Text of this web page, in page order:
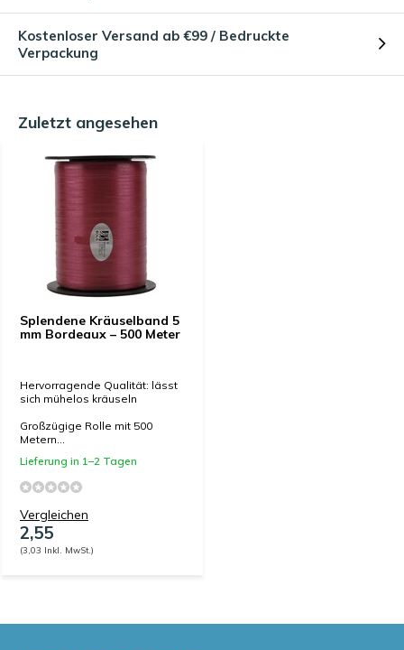
Kostenloser Versand ab €99 / Bedruckte
Verpackung
Zuletzt angesehen
Splendene Kräuselband 5
mm Bordeaux – 500 Meter
Hervorragende Qualität: lässt
sich mühelos kräuseln
Großzügige Rolle mit 500
Metern...
Lieferung in 1–2 Tagen
Vergleichen
2,55
(3,03 Inkl. MwSt.)